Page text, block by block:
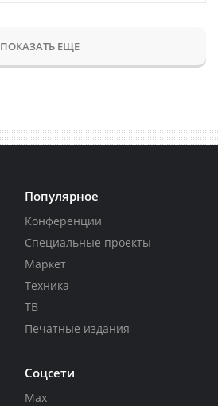
ПОКАЗАТЬ ЕЩЕ
Популярное
Конференции
Специальные проекты
Маркет
Техника
ТВ
Печатные издания
Соцсети
Max